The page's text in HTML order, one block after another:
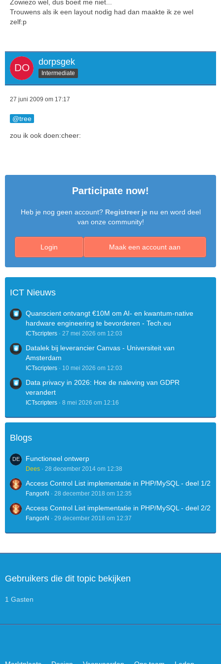
Zowiezo wel, dus boeit me niet...
Trouwens als ik een layout nodig had dan maakte ik ze wel
zelf:p
dorpsgek
Intermediate
27 juni 2009 om 17:17
tree
zou ik ook doen:cheer:
Participate now!
Heb je nog geen account? Registreer je nu en word deel
van onze community!
Maak een account aan
Login
ICT Nieuws
Quanscient ontvangt €10M om AI- en kwantum-native
hardware engineering te bevorderen - Tech.eu
ICTscripters 27 mei 2026 om 12:03
Datalek bij leverancier Canvas - Universiteit van
Amsterdam
ICTscripters 10 mei 2026 om 12:03
Data privacy in 2026: Hoe de naleving van GDPR
verandert
ICTscripters 8 mei 2026 om 12:16
Blogs
Functioneel ontwerp
Dees 28 december 2014 om 12:38
Access Control List implementatie in PHP/MySQL - deel 1/2
FangorN 28 december 2018 om 12:35
Access Control List implementatie in PHP/MySQL - deel 2/2
FangorN 29 december 2018 om 12:37
Gebruikers die dit topic bekijken
1 Gasten